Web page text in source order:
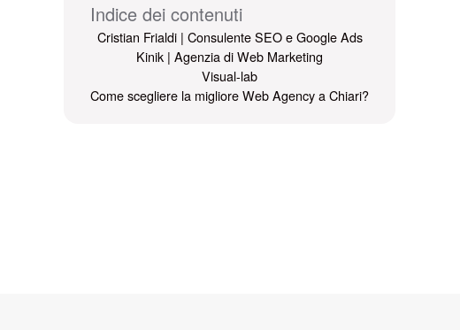
Indice dei contenuti
Cristian Frialdi | Consulente SEO e Google Ads
Kinik | Agenzia di Web Marketing
Visual-lab
Come scegliere la migliore Web Agency a Chiari?